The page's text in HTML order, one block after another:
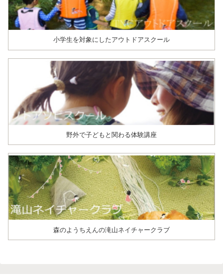
小学生を対象にしたアウトドアスクール
野外で子どもと関わる体験講座
森のようちえんの滝山ネイチャークラブ